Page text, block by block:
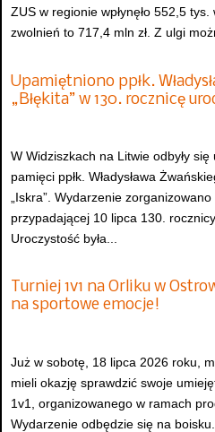
ZUS w regionie wpłynęło 552,5
zwolnień to 717,4 mln zł. Z ulgi
Upamiętniono ppłk.
„Błękita” w 130. rocznicę
W Widziszkach na Litwie odbyły
pamięci ppłk. Władysława
„Iskra”. Wydarzenie
przypadającej 10 lipca 130.
Uroczystość była...
Turniej 1v1 na Orliku w
na sportowe emocje!
Już w sobotę, 18 lipca 2026 roku,
mieli okazję sprawdzić swoje
1v1, organizowanego w ramach
Wydarzenie odbędzie się na boisku...